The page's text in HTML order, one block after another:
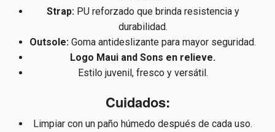
Strap:PU reforzado que brinda resistencia y
durabilidad.
Outsole: Goma antideslizante para mayor seguridad.
Logo Maui and Sons en relieve.
Estilo juvenil, fresco y versátil.
Cuidados:
Limpiar con un paño húmedo después de cada uso.